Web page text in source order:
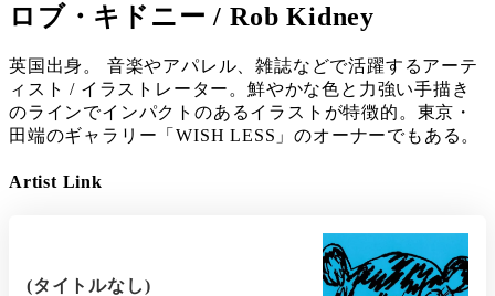
ロブ・キドニー / Rob Kidney
英国出身。 音楽やアパレル、雑誌などで活躍するアーテ
ィスト / イラストレーター。鮮やかな色と力強い手描き
のラインでインパクトのあるイラストが特徴的。東京・
田端のギャラリー「WISH LESS」のオーナーでもある。
Artist Link
(タイトルなし)